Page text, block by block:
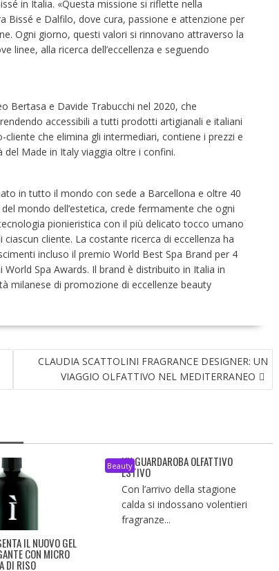
in Italia. «Questa missione si riflette nella
e Dalfilo, dove cura, passione e attenzione per
Ogni giorno, questi valori si rinnovano attraverso la
linee, alla ricerca dell’eccellenza e seguendo
Bertasa e Davide Trabucchi nel 2020, che
accessibili a tutti prodotti artigianali e italiani
che elimina gli intermediari, contiene i prezzi e
del Made in Italy viaggia oltre i confini.
in tutto il mondo con sede a Barcellona e oltre 40
mondo dell’estetica, crede fermamente che ogni
pionieristica con il più delicato tocco umano
cliente. La costante ricerca di eccellenza ha
incluso il premio World Best Spa Brand per 4
Spa Awards. Il brand è distribuito in Italia in
milanese di promozione di eccellenze beauty
CLAUDIA SCATTOLINI FRAGRANCE DESIGNER: UN
VIAGGIO OLFATTIVO NEL MEDITERRANEO
IL NUOVO GEL
CON MICRO
DI RISO
BeautyUN GUARDAROBA OLFATTIVO
ESTIVO
Con l’arrivo della stagione
calda si indossano volentieri
fragranze...